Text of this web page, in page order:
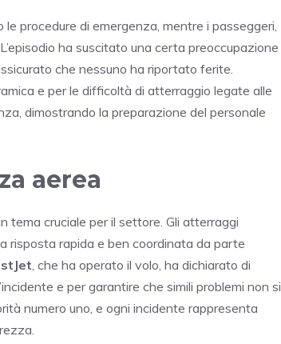
procedure di emergenza, mentre i passeggeri,
ha suscitato una certa preoccupazione
che nessuno ha riportato ferite.
e per le difficoltà di atterraggio legate alle
dimostrando la preparazione del personale
aerea
tema cruciale per il settore. Gli atterraggi
risposta rapida e ben coordinata da parte
, che ha operato il volo, ha dichiarato di
e per garantire che simili problemi non si
numero uno, e ogni incidente rappresenta